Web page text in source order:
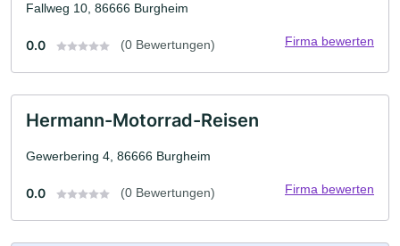
Fallweg 10, 86666 Burgheim
0.0 (0 Bewertungen) Firma bewerten
Hermann-Motorrad-Reisen
Gewerbering 4, 86666 Burgheim
0.0 (0 Bewertungen) Firma bewerten